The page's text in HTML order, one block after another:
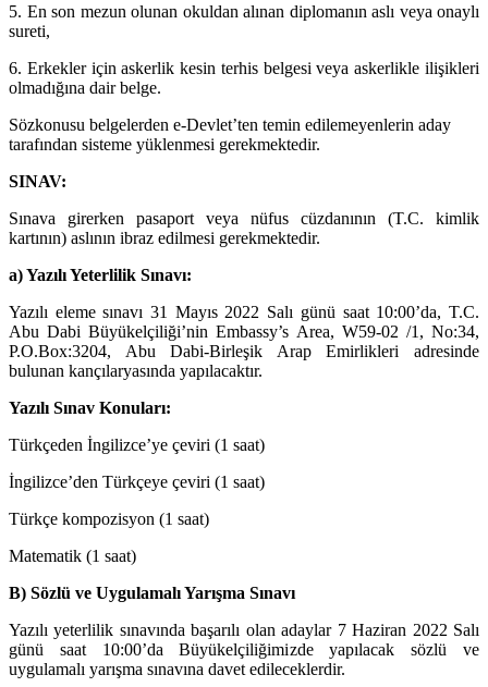
5. En son mezun olunan okuldan alınan diplomanın aslı veya onaylı
sureti,
6. Erkekler için askerlik kesin terhis belgesi veya askerlikle ilişikleri
olmadığına dair belge.
Sözkonusu belgelerden e-Devlet’ten temin edilemeyenlerin aday
tarafından sisteme yüklenmesi gerekmektedir.
SINAV:
Sınava girerken pasaport veya nüfus cüzdanının (T.C. kimlik
kartının) aslının ibraz edilmesi gerekmektedir.
a) Yazılı Yeterlilik Sınavı:
Yazılı eleme sınavı 31 Mayıs 2022 Salı günü saat 10:00’da, T.C.
Abu Dabi Büyükelçiliği’nin Embassy’s Area, W59-02 /1, No:34,
P.O.Box:3204, Abu Dabi-Birleşik Arap Emirlikleri adresinde
bulunan kançılaryasında yapılacaktır.
Yazılı Sınav Konuları:
Türkçeden İngilizce’ye çeviri (1 saat)
İngilizce’den Türkçeye çeviri (1 saat)
Türkçe kompozisyon (1 saat)
Matematik (1 saat)
B) Sözlü ve Uygulamalı Yarışma Sınavı
Yazılı yeterlilik sınavında başarılı olan adaylar 7 Haziran 2022 Salı
günü saat 10:00’da Büyükelçiliğimizde yapılacak sözlü ve
uygulamalı yarışma sınavına davet edileceklerdir.